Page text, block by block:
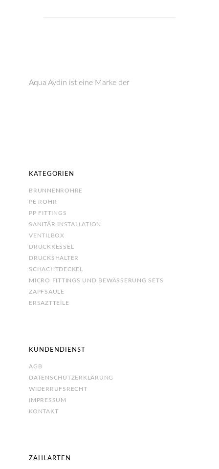
Aqua Aydin ist eine Marke der
KATEGORIEN
BRUNNENROHRE
PE ROHR
PP FITTINGS
SANITÄR INSTALLATION
VENTILBOX
DRUCKKESSEL
DRUCKSHALTER
SCHACHTDECKEL
MICRO FITTINGS UND BEWÄSSERUNG SETS
ZAPFSÄULE
ERSAZTTEİLE
KUNDENDIENST
AGB
DATENSCHUTZERKLÄRUNG
WIDERRUFSRECHT
IMPRESSUM
KONTAKT
ZAHLARTEN